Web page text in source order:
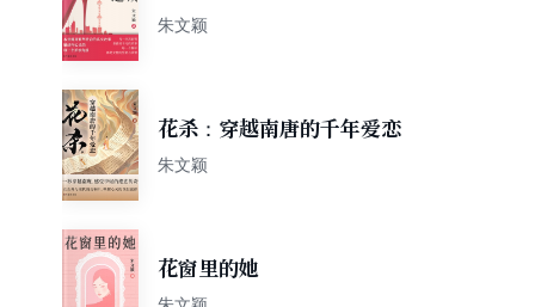
朱文颖
花杀：穿越南唐的千年爱恋
朱文颖
花窗里的她